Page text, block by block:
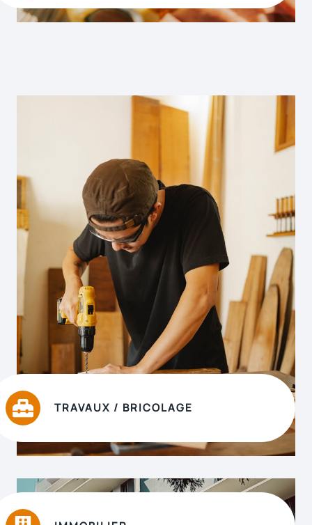
TRAVAUX / BRICOLAGE